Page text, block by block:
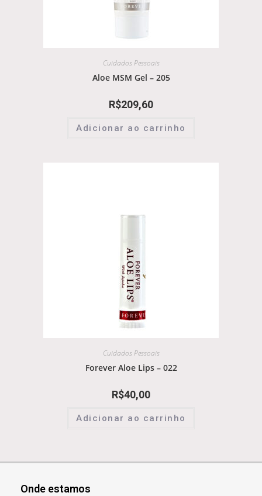
Cuidados Pessoais
Aloe MSM Gel – 205
R$209,60
Adicionar ao carrinho
Cuidados Pessoais
Forever Aloe Lips – 022
R$40,00
Adicionar ao carrinho
Onde estamos